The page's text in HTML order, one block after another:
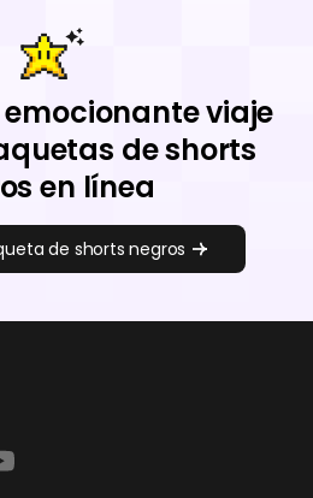
viaje
de shorts
en línea
de shorts negros